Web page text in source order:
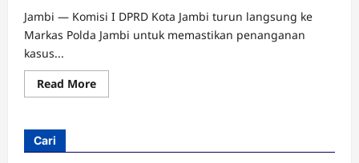
Jambi — Komisi I DPRD Kota Jambi turun langsung ke
Markas Polda Jambi untuk memastikan penanganan
kasus...
Read MoreRead
more
Publik,
Cari